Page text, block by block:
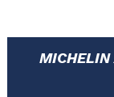
MICHELIN